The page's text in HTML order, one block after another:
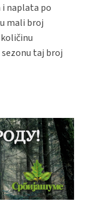
naplata po
mali broj
sezonu taj broj